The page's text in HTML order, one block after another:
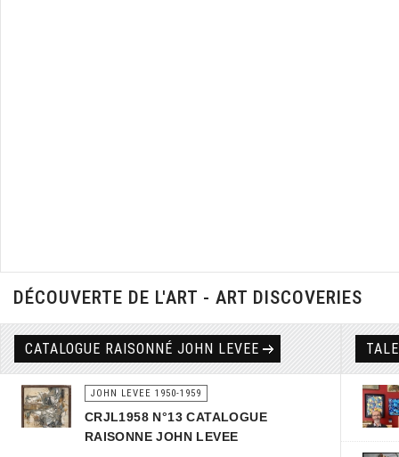
DÉCOUVERTE DE L'ART - ART DISCOVERIES
CATALOGUE RAISONNÉ JOHN LEVEE
JOHN LEVEE 1950-1959
CRJL1958 N°13 CATALOGUE
RAISONNE JOHN LEVEE